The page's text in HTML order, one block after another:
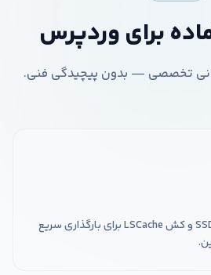
برای وردپرس
تخصصی — بدون پیچیدگی فنی.
SSD NVMe، LiteSpeed و کش LSCache برای بارگذاری سریع